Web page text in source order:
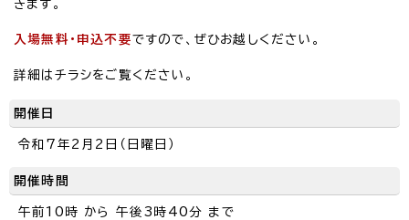
きます。
入場無料・申込不要ですので、ぜひお越しください。
詳細はチラシをご覧ください。
開催日
令和7年2月2日（日曜日）
開催時間
午前10時 から 午後3時40分 まで